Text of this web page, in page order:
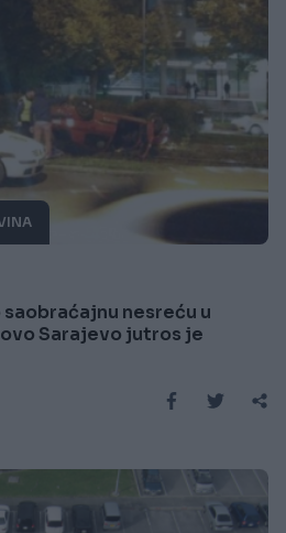
nesreću u
Sarajevo jutros je